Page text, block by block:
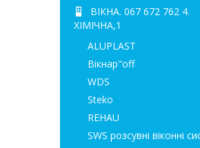
ВІКНА. 067 672 762 4.
ХІМІЧНА,1
ALUPLAST
Вікнар"off
WDS
Steko
REHAU
SWS розсувні віконні